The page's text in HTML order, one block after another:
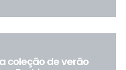
coleção de verão